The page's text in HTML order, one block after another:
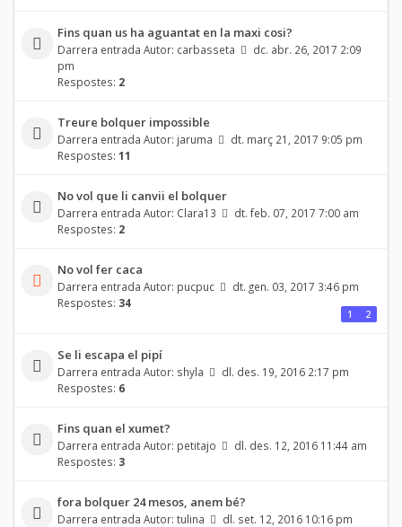
Fins quan us ha aguantat en la maxi cosi?
Darrera entrada Autor: carbasseta
dc. abr. 26, 2017 2:09
pm
Respostes: 2
Treure bolquer impossible
Darrera entrada Autor: jaruma
dt. març 21, 2017 9:05 pm
Respostes: 11
No vol que li canvii el bolquer
Darrera entrada Autor: Clara13
dt. feb. 07, 2017 7:00 am
Respostes: 2
No vol fer caca
Darrera entrada Autor: pucpuc
dt. gen. 03, 2017 3:46 pm
Respostes: 34
1 2
Se li escapa el pipí
Darrera entrada Autor: shyla
dl. des. 19, 2016 2:17 pm
Respostes: 6
Fins quan el xumet?
Darrera entrada Autor: petitajo
dl. des. 12, 2016 11:44 am
Respostes: 3
fora bolquer 24 mesos, anem bé?
Darrera entrada Autor: tulina
dl. set. 12, 2016 10:16 pm